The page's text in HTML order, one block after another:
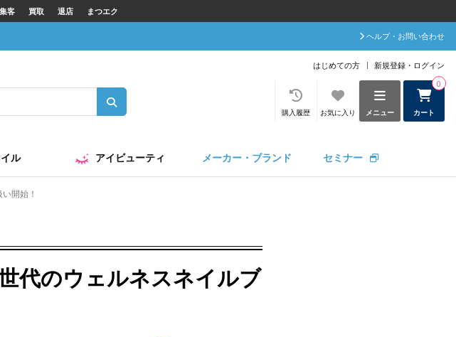
客 買取 退店 まつエク
ヘルプ・お問い合わせ
はじめての方 新規登録・ログイン
カート
0
メニュー
お気に入り
購入履歴
ル アイビューティ メーカー・ブランド セミナー
開始！
代のウェルネスネイルブ